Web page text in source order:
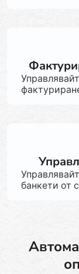
банкети от